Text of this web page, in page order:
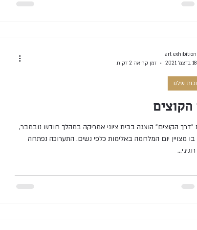
"דרך הקוצים" הוצגה בבית ציוני אמריקה במהלך חודש נובמבר,
מצויין יום המלחמה באלימות כלפי נשים. התערוכה נפתחה
שלנו
art exhibition
18 בדצמ׳ 2021
זמן קריאה 2 דקות